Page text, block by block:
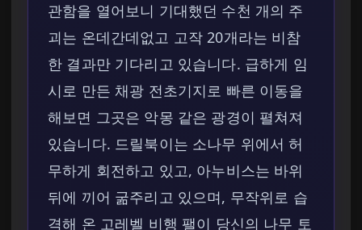
관함을 열어보니 기대했던 수천 개의 주
괴는 온데간데없고 고작 20개라는 비참
한 결과만 기다리고 있습니다. 급하게 임
시로 만든 채광 전초기지로 빠른 이동을
해보면 그곳은 악몽 같은 광경이 펼쳐져
있습니다. 드릴북이는 소나무 위에서 허
무하게 회전하고 있고, 아누비스는 바위
뒤에 끼어 굶주리고 있으며, 무작위로 습
격해 온 고레벨 비행 팰이 당신의 나무 토